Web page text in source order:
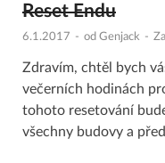
Reset Endu
6.1.2017 - od Genjack -
Zdravím, chtěl bych
večerních hodinách
tohoto resetování
všechny budovy a